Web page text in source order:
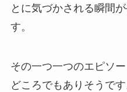
とに気づかされる瞬間
す。
その一つ一つのエピソ
どころでもありそうです